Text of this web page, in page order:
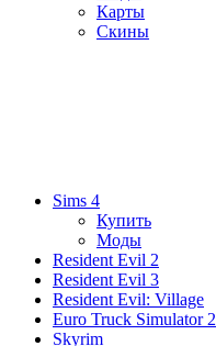
Карты
Скины
Sims 4
Купить
Моды
Resident Evil 2
Resident Evil 3
Resident Evil: Village
Euro Truck Simulator 2
Skyrim